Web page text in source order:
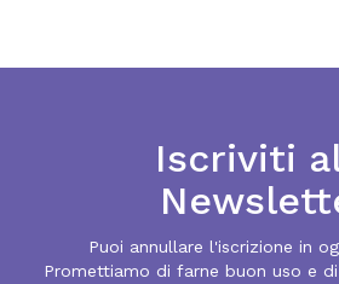
Iscriviti
Puoi annullare l'iscrizione in
Promettiamo di farne buon uso e